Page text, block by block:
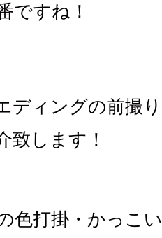
ですね！
ディングの前撮
致します！
色打掛・かっこ